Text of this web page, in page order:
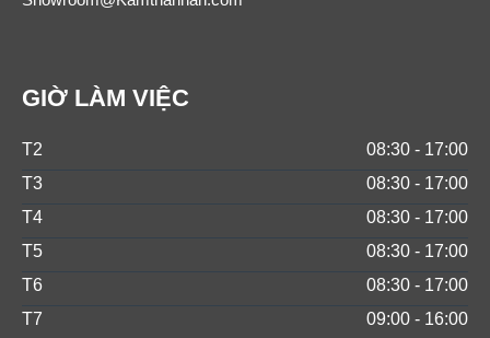
GIỜ LÀM VIỆC
T2
08:30 - 17:00
T3
08:30 - 17:00
T4
08:30 - 17:00
T5
08:30 - 17:00
T6
08:30 - 17:00
T7
09:00 - 16:00